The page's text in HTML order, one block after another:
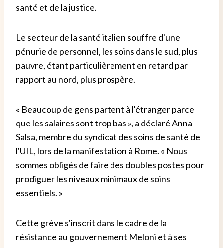
santé et de la justice.
Le secteur de la santé italien souffre d'une
pénurie de personnel, les soins dans le sud, plus
pauvre, étant particulièrement en retard par
rapport au nord, plus prospère.
« Beaucoup de gens partent à l'étranger parce
que les salaires sont trop bas », a déclaré Anna
Salsa, membre du syndicat des soins de santé de
l'UIL, lors de la manifestation à Rome. « Nous
sommes obligés de faire des doubles postes pour
prodiguer les niveaux minimaux de soins
essentiels. »
Cette grève s'inscrit dans le cadre de la
résistance au gouvernement Meloni et à ses